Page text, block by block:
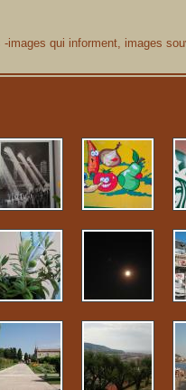
images qui informent, images